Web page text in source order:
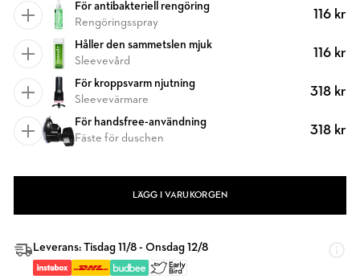
För antibakteriell rengöring
Rengöringsspray
116 kr
Håller den sammetslen mjuk
Sleevevård
116 kr
För kroppsvarm njutning
Sleevevärmare
318 kr
För handsfree-användning
Fäste för duschen
318 kr
LÄGG I VARUKORGEN
Leverans: Tisdag 11/8 - Onsdag 12/8